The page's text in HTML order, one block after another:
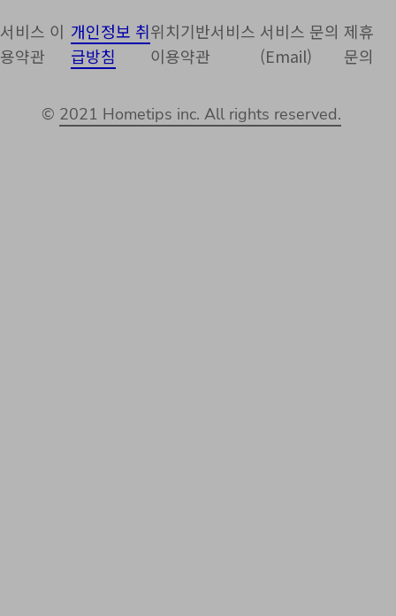
서비스 이
용약관
개인정보 취
급방침
위치기반서비스
이용약관
서비스 문의
(Email)
제휴
문의
© 2021 Hometips inc. All rights reserved.